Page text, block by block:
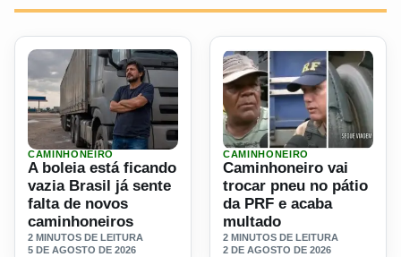
Ler materia: A boleia está ficando vazia Brasil já sente
CAMINHONEIRO
A boleia está ficando
vazia Brasil já sente
falta de novos
caminhoneiros
2 MINUTOS DE LEITURA
5 DE AGOSTO DE 2026
Ler materia: Caminhoneiro
CAMINHONEIRO
Caminhoneiro vai
trocar pneu no pátio
da PRF e acaba
multado
2 MINUTOS DE LEITURA
2 DE AGOSTO DE 2026